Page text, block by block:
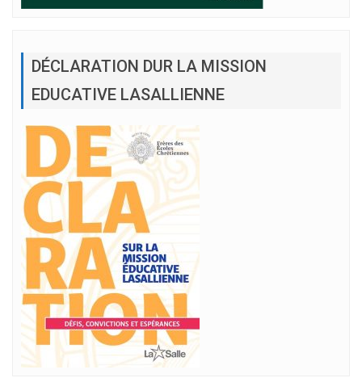
DÉCLARATION DUR LA MISSION
EDUCATIVE LASALLIENNE